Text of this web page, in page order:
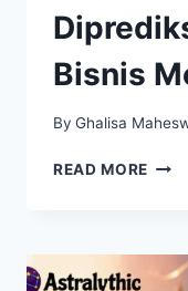
Bisnis
By Ghalisa
READ MORE SHIO